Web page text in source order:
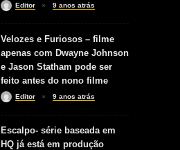
Editor 9 anos atrás
Velozes e Furiosos – filme
apenas com Dwayne Johnson
e Jason Statham pode ser
feito antes do nono filme
Editor 9 anos atrás
Escalpo- série baseada em
HQ já está em produção